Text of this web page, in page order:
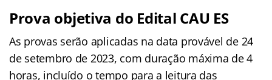
Prova objetiva do Edital CAU ES
As provas serão aplicadas na data provável de 24
de setembro de 2023, com duração máxima de 4
horas, incluído o tempo para a leitura das